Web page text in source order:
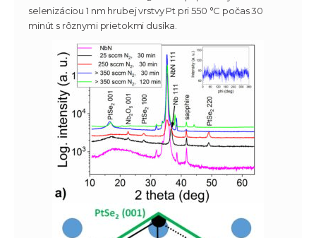
selenizáciou 1 nm hrubej vrstvy Pt pri 550 °C počas 30
minút s rôznymi prietokmi dusíka.